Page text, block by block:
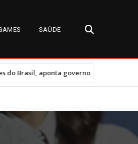
SAÚDE
•Miss Universe Brasil 2026: